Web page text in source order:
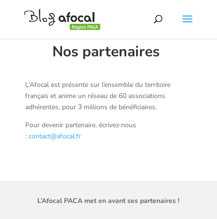
Nos partenaires
L’Afocal est présente sur l’ensemble du territoire
français et anime un réseau de 60 associations
adhérentes, pour 3 millions de bénéficiaires.
Pour devenir partenaire, écrivez-nous
: contact@afocal.fr
L’Afocal PACA met en avant ses partenaires !